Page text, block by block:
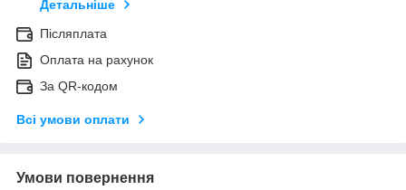
Детальніше
Післяплата
Оплата на рахунок
За QR-кодом
Всі умови оплати
Умови повернення